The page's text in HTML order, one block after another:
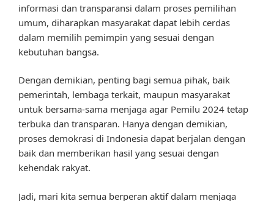
informasi dan transparansi dalam proses pemilihan
umum, diharapkan masyarakat dapat lebih cerdas
dalam memilih pemimpin yang sesuai dengan
kebutuhan bangsa.
Dengan demikian, penting bagi semua pihak, baik
pemerintah, lembaga terkait, maupun masyarakat
untuk bersama-sama menjaga agar Pemilu 2024 tetap
terbuka dan transparan. Hanya dengan demikian,
proses demokrasi di Indonesia dapat berjalan dengan
baik dan memberikan hasil yang sesuai dengan
kehendak rakyat.
Jadi, mari kita semua berperan aktif dalam menjaga